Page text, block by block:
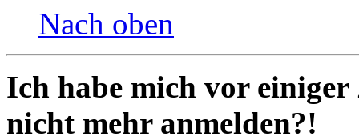
Nach oben
Ich habe mich vor
nicht mehr anmelden?!